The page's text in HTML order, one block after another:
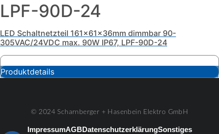
LPF-90D-24
LED Schaltnetzteil 161x61x36mm dimmbar 90-
305VAC/24VDC max. 90W IP67, LPF-90D-24
Produktdetails
© 2024 Scharnberger + Hasenbein Elektro GmbH
ImpressumAGBDatenschutzerklärungSonstiges